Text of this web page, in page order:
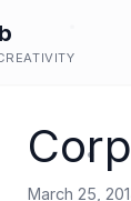
March 25,